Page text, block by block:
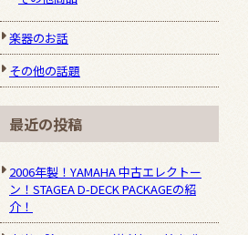
楽器のお話
その他の話題
最近の投稿
2006年製！YAMAHA 中古エレクトー
ン！STAGEA D-DECK PACKAGEの紹
介！